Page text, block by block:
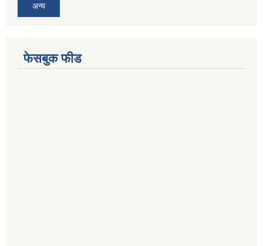
अन्य
फेसबुक फीड